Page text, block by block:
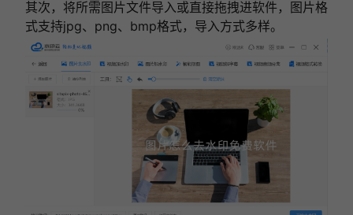
其次，将所需图片文件导入或直接拖拽进软件，图片格
式支持jpg、png、bmp格式，导入方式多样。